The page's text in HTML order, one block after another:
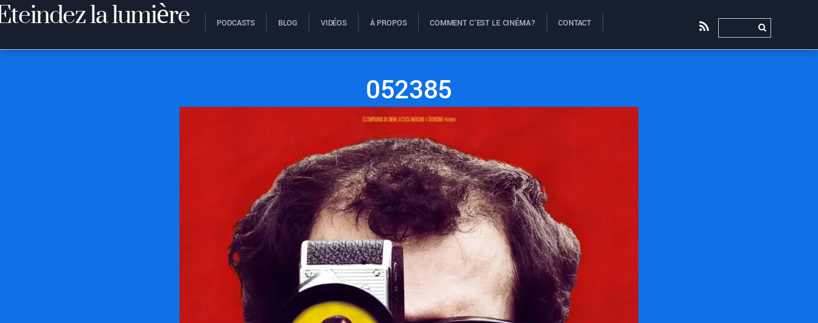
RSS
PODCASTS BLOG VIDÉOS À PROPOS COMMENT C’EST LE CINÉMA? CONTACT
052385